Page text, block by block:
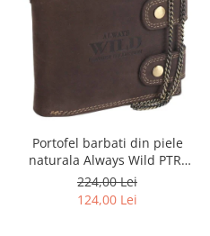
Portofel barbati din piele
naturala Always Wild PTR-
2900-BIC
224,00 Lei
124,00 Lei